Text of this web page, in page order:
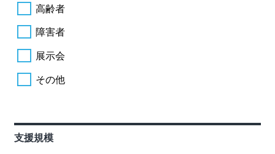
高齢者
障害者
展示会
その他
支援規模